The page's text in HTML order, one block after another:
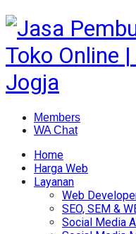
Members
WA Chat
Home
Harga Web
Layanan
Web
SEO, SEM &
Social Media